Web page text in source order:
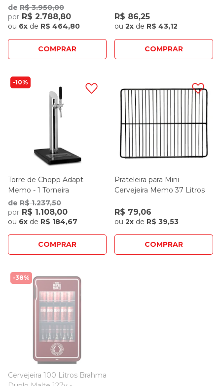
de R$ 3.950,00
por R$ 2.788,80
ou 6x de R$ 464,80
COMPRAR
R$ 86,25
ou 2x de R$ 43,12
COMPRAR
10%
Torre de Chopp Adapt
Memo - 1 Torneira
de R$ 1.237,50
por R$ 1.108,00
ou 6x de R$ 184,67
COMPRAR
Prateleira para Mini
Cervejeira Memo 37 Litros
R$ 79,06
ou 2x de R$ 39,53
COMPRAR
38%
Cervejeira 100 Litros Brahma